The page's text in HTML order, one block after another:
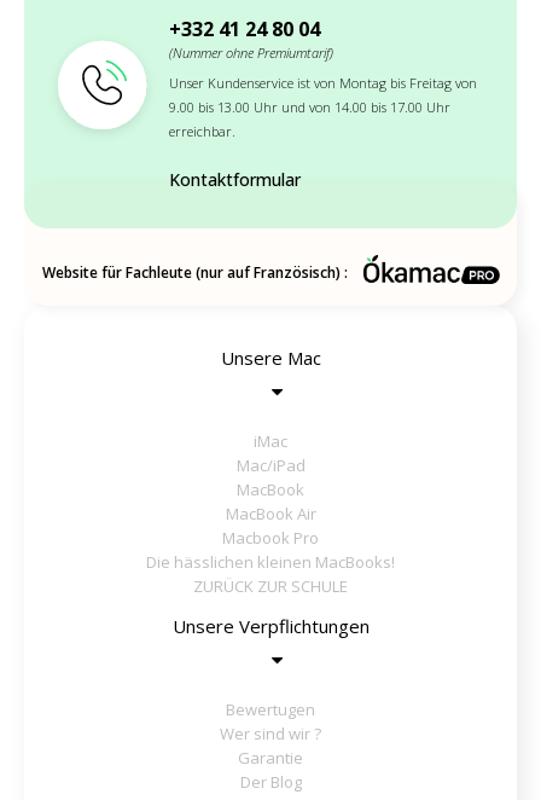
+332 41 24 80 04
(Nummer ohne Premiumtarif)
Unser Kundenservice ist von Montag bis Freitag von
9.00 bis 13.00 Uhr und von 14.00 bis 17.00 Uhr
erreichbar.
Kontaktformular
Website für Fachleute (nur auf Französisch) :
Unsere Mac
iMac
Mac/iPad
MacBook
MacBook Air
Macbook Pro
Die hässlichen kleinen MacBooks!
ZURÜCK ZUR SCHULE
Unsere Verpflichtungen
Bewertugen
Wer sind wir ?
Garantie
Der Blog